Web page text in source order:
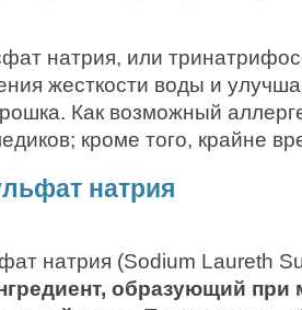
натрия, или
жесткости воды и
Как возможный
кроме того, крайне
натрия
натрия (Sodium Laurеth
образующий при